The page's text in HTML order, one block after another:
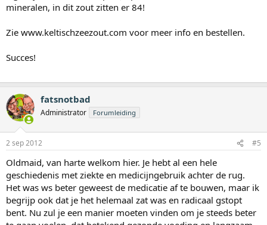
mineralen, in dit zout zitten er 84!
Zie www.keltischzeezout.com voor meer info en bestellen.
Succes!
fatsnotbad
Administrator Forumleiding
2 sep 2012 #5
Oldmaid, van harte welkom hier. Je hebt al een hele
geschiedenis met ziekte en medicijngebruik achter de rug.
Het was ws beter geweest de medicatie af te bouwen, maar ik
begrijp ook dat je het helemaal zat was en radicaal gstopt
bent. Nu zul je een manier moeten vinden om je steeds beter